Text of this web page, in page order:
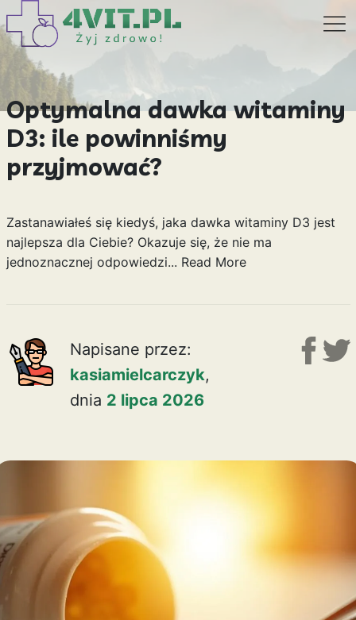
Optymalna dawka witaminy
D3: ile powinniśmy
przyjmować?
Zastanawiałeś się kiedyś, jaka dawka witaminy D3 jest
najlepsza dla Ciebie? Okazuje się, że nie ma
jednoznacznej odpowiedzi... Read More
Napisane przez:
kasiamielcarczyk,
dnia 2 lipca 2026